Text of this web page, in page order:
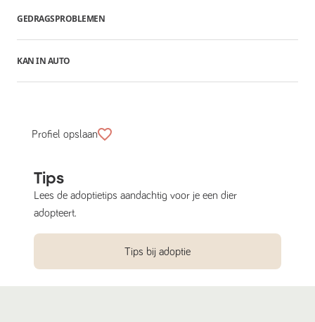
GEDRAGSPROBLEMEN
KAN IN AUTO
Profiel opslaan
Tips
Lees de adoptietips aandachtig voor je een dier
adopteert.
Tips bij adoptie